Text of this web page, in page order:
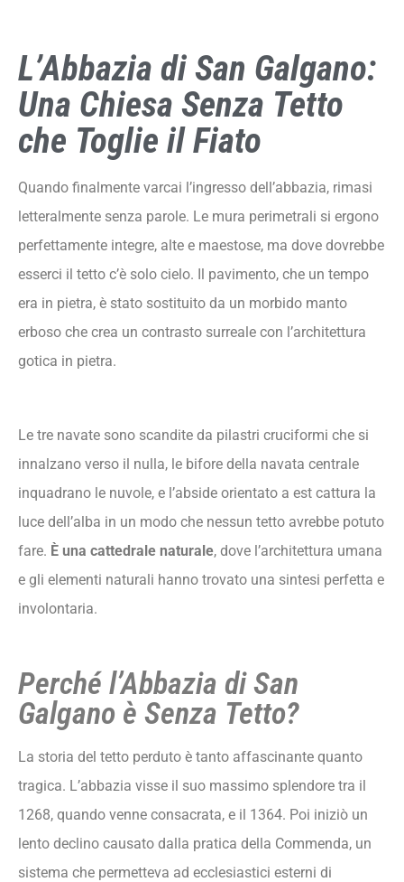
L’Abbazia di San Galgano:
Una Chiesa Senza Tetto
che Toglie il Fiato
Quando finalmente varcai l’ingresso dell’abbazia, rimasi
letteralmente senza parole. Le mura perimetrali si ergono
perfettamente integre, alte e maestose, ma dove dovrebbe
esserci il tetto c’è solo cielo. Il pavimento, che un tempo
era in pietra, è stato sostituito da un morbido manto
erboso che crea un contrasto surreale con l’architettura
gotica in pietra.
Le tre navate sono scandite da pilastri cruciformi che si
innalzano verso il nulla, le bifore della navata centrale
inquadrano le nuvole, e l’abside orientato a est cattura la
luce dell’alba in un modo che nessun tetto avrebbe potuto
fare. È una cattedrale naturale, dove l’architettura umana
e gli elementi naturali hanno trovato una sintesi perfetta e
involontaria.
Perché l’Abbazia di San
Galgano è Senza Tetto?
La storia del tetto perduto è tanto affascinante quanto
tragica. L’abbazia visse il suo massimo splendore tra il
1268, quando venne consacrata, e il 1364. Poi iniziò un
lento declino causato dalla pratica della Commenda, un
sistema che permetteva ad ecclesiastici esterni di